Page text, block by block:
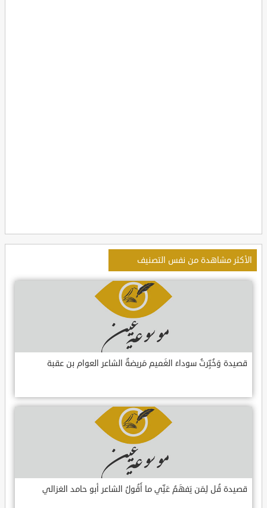
الأكثر مشاهدة من نفس التصنيف
قصيدة وَخُبِّرتُ سوداءَ الغَميم مَريضةٌ الشاعر العوام بن عقبة
قصيدة قُل لِمَن يَفهَمُ عَنِّي ما أَقُولُ الشاعر أبو حامد الغزالي